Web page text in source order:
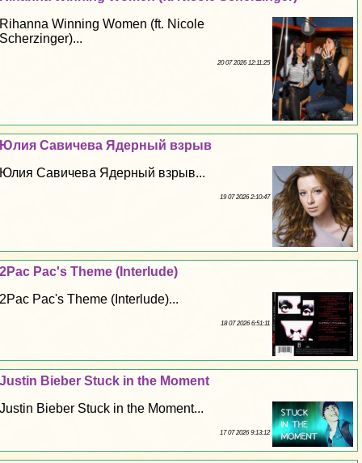
Rihanna Winning Women (ft. Nicole
Scherzinger)...
20 07 2026 12:11:25
Юлия Савичева Ядерный взрыв
Юлия Савичева Ядерный взрыв...
19 07 2026 2:10:47
2Pac Pac's Theme (Interlude)
2Pac Pac's Theme (Interlude)...
18 07 2026 6:51:11
Justin Bieber Stuck in the Moment
Justin Bieber Stuck in the Moment...
17 07 2026 9:13:12